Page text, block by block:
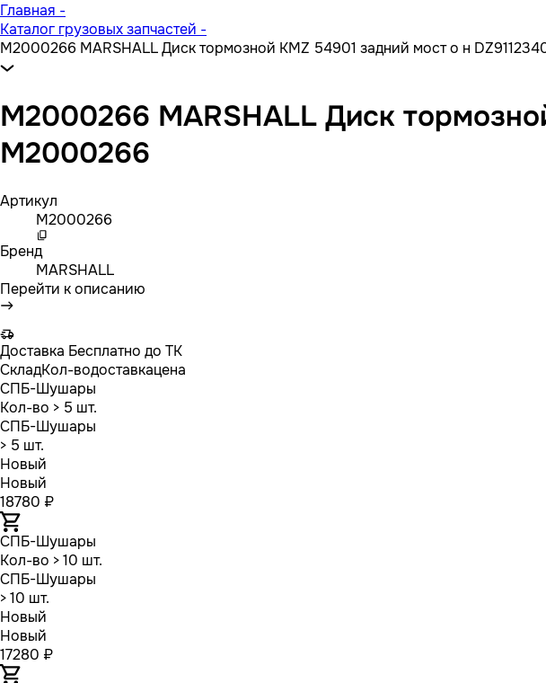
Главная -
Каталог грузовых запчастей -
M2000266 MARSHALL Диск тормозной KMZ 54901 задний мост о н
M2000266 MARSHALL Диск
M2000266
Артикул
M2000266
Бренд
MARSHALL
Перейти к описанию
Доставка Бесплатно до ТК
СкладКол-водоставкацена
СПБ-Шушары
Кол-во > 5 шт.
СПБ-Шушары
> 5 шт.
Новый
Новый
18780 ₽
СПБ-Шушары
Кол-во > 10 шт.
СПБ-Шушары
> 10 шт.
Новый
Новый
17280 ₽